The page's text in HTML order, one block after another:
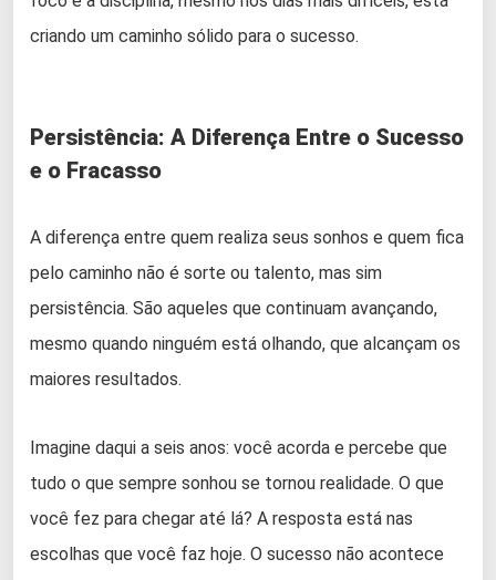
criando um caminho sólido para o sucesso.
Persistência: A Diferença Entre o Sucesso
e o Fracasso
A diferença entre quem realiza seus sonhos e quem fica
pelo caminho não é sorte ou talento, mas sim
persistência. São aqueles que continuam avançando,
mesmo quando ninguém está olhando, que alcançam os
maiores resultados.
Imagine daqui a seis anos: você acorda e percebe que
tudo o que sempre sonhou se tornou realidade. O que
você fez para chegar até lá? A resposta está nas
escolhas que você faz hoje. O sucesso não acontece